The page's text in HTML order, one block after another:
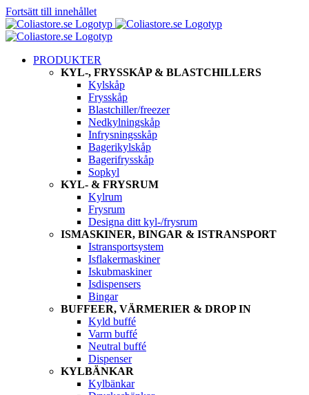
Fortsätt till innehållet
PRODUKTER
KYL-, FRYSSKÅP & BLASTCHILLERS
Kylskåp
Frysskåp
Blastchiller/freezer
Nedkylningskåp
Infrysningsskåp
Bagerikylskåp
Bagerifrysskåp
Sopkyl
KYL- & FRYSRUM
Kylrum
Frysrum
Designa ditt kyl-/frysrum
ISMASKINER, BINGAR & ISTRANSPORT
Istransportsystem
Isflakermaskiner
Iskubmaskiner
Isdispensers
Bingar
BUFFEER, VÄRMERIER & DROP IN
Kyld buffé
Varm buffé
Neutral buffé
Dispenser
KYLBÄNKAR
Kylbänkar